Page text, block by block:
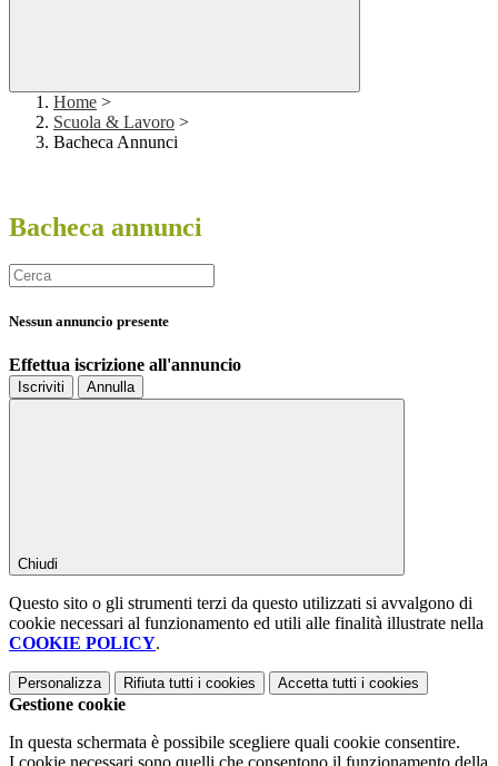
Home >
Scuola & Lavoro >
Bacheca Annunci
Bacheca annunci
Nessun annuncio presente
Effettua iscrizione all'annuncio
Iscriviti Annulla
Chiudi
Questo sito o gli strumenti terzi da questo utilizzati si avvalgono di
cookie necessari al funzionamento ed utili alle finalità illustrate nella
COOKIE POLICY.
Personalizza Rifiuta tutti i cookies Accetta tutti i cookies
Gestione cookie
In questa schermata è possibile scegliere quali cookie consentire.
I cookie necessari sono quelli che consentono il funzionamento della